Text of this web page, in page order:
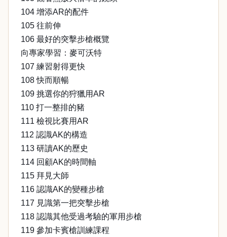
104 增添AR的配件
105 往前伸
106 最好的突擊步槍概覽
向專家學習：麥可沃特
107 練習射得更快
108 快而順暢
109 挑選你的狩獵用AR
110 打一整排的豬
111 檢視比賽用AR
112 認識AK的構造
113 研讀AK的歷史
114 回顧AK的時間軸
115 拜見大師
116 認識AK的變種步槍
117 見識第一把突擊步槍
118 認識其他受過考驗的軍用步槍
119 參加卡賓槍訓練課程